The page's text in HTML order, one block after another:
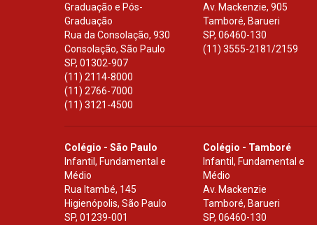
Graduação e Pós-
Graduação
Rua da Consolação, 930
Consolação, São Paulo
SP, 01302-907
(11) 2114-8000
(11) 2766-7000
(11) 3121-4500
Av. Mackenzie, 905
Tamboré, Barueri
SP,06460-130
(11) 3555-2181/2159
Colégio - São Paulo
Infantil, Fundamental e
Médio
Rua Itambé, 145
Higienópolis, São Paulo
SP, 01239-001
Colégio - Tamboré
Infantil, Fundamental e
Médio
Av. Mackenzie
Tamboré, Barueri
SP,06460-130